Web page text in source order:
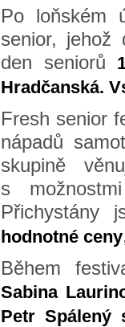
Po loňském
senior, jehož
den seniorů
Hradčanská.
Fresh senior
nápadů
skupině
s
Přichystány
hodnotné ceny
Během
Sabina
Petr Spálený